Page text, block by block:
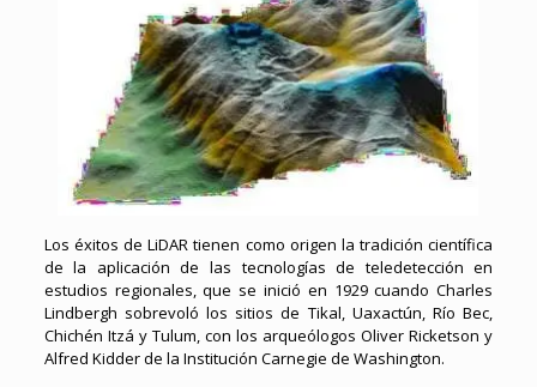
Los éxitos de LiDAR tienen como origen la tradición científica
de la aplicación de las tecnologías de teledetección en
estudios regionales, que se inició en 1929 cuando Charles
Lindbergh sobrevoló los sitios de Tikal, Uaxactún, Río Bec,
Chichén Itzá y Tulum, con los arqueólogos Oliver Ricketson y
Alfred Kidder de la Institución Carnegie de Washington.